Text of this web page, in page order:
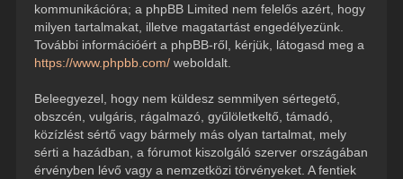
kommunikációra; a phpBB Limited nem felelős azért, hogy
milyen tartalmakat, illetve magatartást engedélyezünk.
További információért a phpBB-ről, kérjük, látogasd meg a
https://www.phpbb.com/weboldalt.
Beleegyezel, hogy nem küldesz semmilyen sértegető,
obszcén, vulgáris, rágalmazó, gyűlöletkeltő, támadó,
közízlést sértő vagy bármely más olyan tartalmat, mely
sérti a hazádban, a fórumot kiszolgáló szerver országában
érvényben lévő vagy a nemzetközi törvényeket. A fentiek